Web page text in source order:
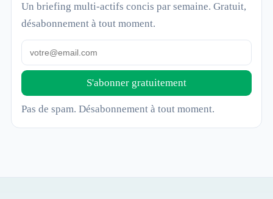
Un briefing multi-actifs concis par semaine. Gratuit,
désabonnement à tout moment.
S'abonner gratuitement
Pas de spam. Désabonnement à tout moment.